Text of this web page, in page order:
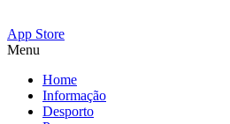
App Store
Menu
Home
Informação
Desporto